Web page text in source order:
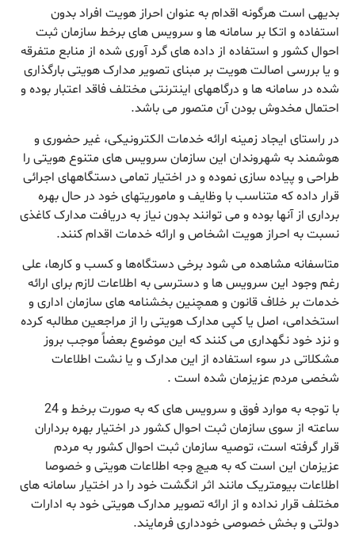
بدیهی است هرگونه اقدام به عنوان احراز هویت افراد بدون
استفاده و اتکا بر سامانه ها و سرویس های برخط سازمان ثبت
احوال کشور و استفاده از داده های گرد آوری شده از منابع متفرقه
و یا بررسی اصالت هویت بر مبنای تصویر مدارک هویتی بارگذاری
شده در سامانه ها و درگاههای اینترنتی مختلف فاقد اعتبار بوده و
احتمال مخدوش بودن آن متصور می باشد.
در راستای ایجاد زمینه ارائه خدمات الکترونیکی، غیر حضوری و
هوشمند به شهروندان این سازمان سرویس های متنوع هویتی را
طراحی و پیاده سازی نموده و در اختیار تمامی دستگاههای اجرائی
قرار داده که متناسب با وظایف و ماموریتهای خود در حال بهره
برداری از آنها بوده و می توانند بدون نیاز به دریافت مدارک کاغذی
نسبت به احراز هویت اشخاص و ارائه خدمات اقدام کنند.
متاسفانه مشاهده می شود برخی دستگاه‌ها و کسب و کارها، علی
رغم وجود این سرویس ها و دسترسی به اطلاعات لازم برای ارائه
خدمات بر خلاف قانون و همچنین بخشنامه های سازمان اداری و
استخدامی، اصل یا کپی مدارک هویتی را از مراجعین مطالبه کرده
و نزد خود نگهداری می کنند که این موضوع بعضاً موجب بروز
مشکلاتی در سوء استفاده از این مدارک و یا نشت اطلاعات
شخصی مردم عزیزمان شده است .
با توجه به موارد فوق و سرویس های که به صورت برخط و 24
ساعته از سوی سازمان ثبت احوال کشور در اختیار بهره برداران
قرار گرفته است، توصیه سازمان ثبت احوال کشور به مردم
عزیزمان این است که به هیچ وجه اطلاعات هویتی و خصوصا
اطلاعات بیومتریک مانند اثر انگشت خود را در اختیار سامانه های
مختلف قرار نداده و از ارائه تصویر مدارک هویتی خود به ادارات
دولتی و بخش خصوصی خودداری فرمایند.